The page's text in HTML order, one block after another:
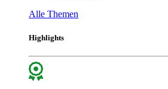
Alle Themen
Highlights